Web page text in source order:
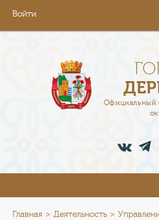
Войти
Официальный
АДМИНИСТРАЦИЯ
ПРЕСС-ЦЕНТР
Главная Деятельность